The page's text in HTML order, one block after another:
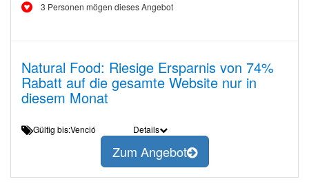
3 Personen mögen dieses Angebot
Natural Food: Riesige Ersparnis von 74%
Rabatt auf die gesamte Website nur in
diesem Monat
Gültig bis:Venció Details
Zum Angebot